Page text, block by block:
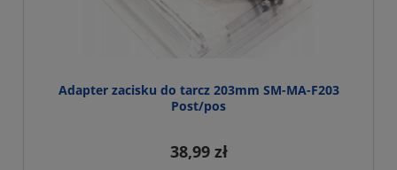
Adapter zacisku do tarcz 203mm SM-MA-F203
Post/pos
38,99 zł